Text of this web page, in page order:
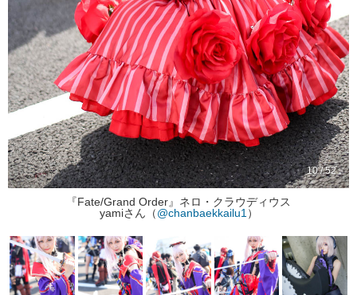
10 / 52
『Fate/Grand Order』ネロ・クラウディウス
yamiさん（@chanbaekkailu1）